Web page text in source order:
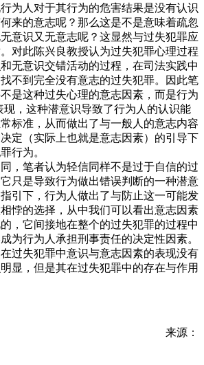
为人对于其行为的危害结果是没有认识
来的意志呢？那么这是不是意味着疏忽
意识又无意志呢？这显然与过失犯罪应
对此陈兴良教授认为过失犯罪心理过程
无意识交错活动的过程，在司法实践中
不到完全没有意志的过失犯罪。因此笔
是这种过失心理的意志因素，而是行为
现，这种潜意识导致了行为人的认识能
标准，从而做出了与一般人的意志内容
定（实际上也就是意志因素）的引导下
行为。
，笔者认为轻信同样不是过于自信的过
只是导致行为做出错误判断的一种潜意
引下，行为人做出了与防止这一可能发
悖的选择，从中我们可以看出意志因素
，它间接地在整个的过失犯罪的过程中
为行为人承担刑事责任的决定性因素。
过失犯罪中意识与意志因素的表现没有
显，但是其在过失犯罪中的存在与作用
来源：